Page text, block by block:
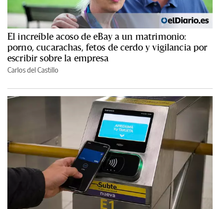
El increíble acoso de eBay a un matrimonio:
porno, cucarachas, fetos de cerdo y vigilancia por
escribir sobre la empresa
Carlos del Castillo